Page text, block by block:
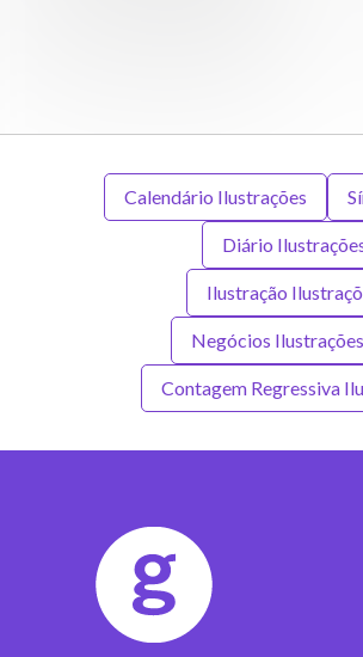
Calendário Ilustrações
Diário
Ilustração
Negócios Ilustrações
Contagem Regressiva